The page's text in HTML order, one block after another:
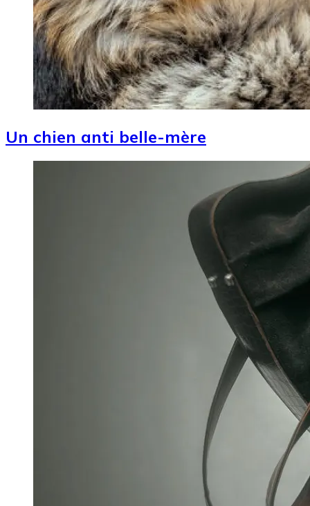
Un chien anti belle-mère